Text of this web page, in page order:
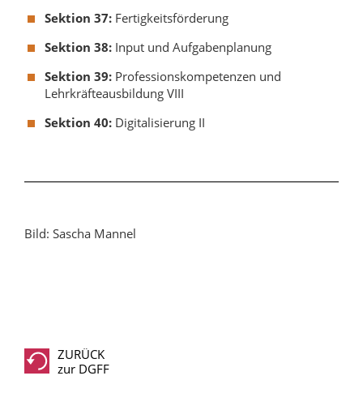
Sektion 37: Fertigkeitsförderung
Sektion 38: Input und Aufgabenplanung
Sektion 39: Professionskompetenzen und
Lehrkräfteausbildung VIII
Sektion 40: Digitalisierung II
Bild: Sascha Mannel
ZURÜCK
zur DGFF